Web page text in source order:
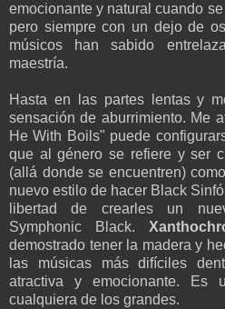
emocionante y natural cuando
pero siempre con un dejo de
músicos han sabido
maestría.
Hasta en las partes lentas y
sensación de aburrimiento. Me
He With Boils" puede
que al género se refiere y ser
(allá donde se encuentren)
nuevo estilo de hacer Black
libertad de crearles un
Symphonic Black.
demostrado tener la madera y
las músicas más difíciles
atractiva y emocionante.
cualquiera de los grandes.